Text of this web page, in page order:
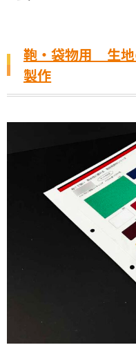
鞄・袋物用 生地
製作